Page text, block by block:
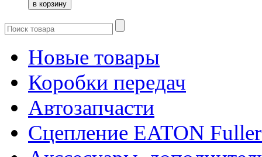
Новые товары
Коробки передач
Автозапчасти
Сцепление EATON